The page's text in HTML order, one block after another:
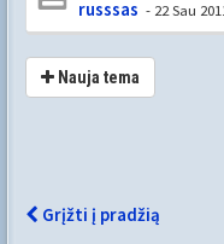
russsas - 22 Sau
Nauja tema
Grįžti į pradžią